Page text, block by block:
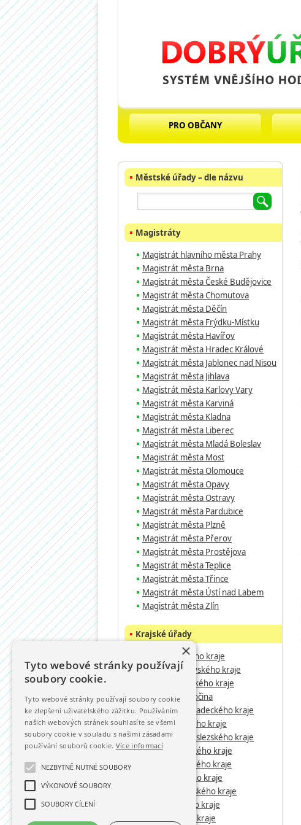
PRO OBČANY
Městské úřady – dle názvu
Magistráty
Magistrát hlavního města Prahy
Magistrát města Brna
Magistrát města České Budějovice
Magistrát města Chomutova
Magistrát města Děčín
Magistrát města Frýdku-Místku
Magistrát města Havířov
Magistrát města Hradec Králové
Magistrát města Jablonec nad Nisou
Magistrát města Jihlava
Magistrát města Karlovy Vary
Magistrát města Karviná
Magistrát města Kladna
Magistrát města Liberec
Magistrát města Mladá Boleslav
Magistrát města Most
Magistrát města Olomouce
Magistrát města Opavy
Magistrát města Ostravy
Magistrát města Pardubice
Magistrát města Plzně
Magistrát města Přerov
Magistrát města Prostějova
Magistrát města Teplice
Magistrát města Třince
Magistrát města Ústí nad Labem
Magistrát města Zlín
Krajské úřady
KrÚ Jihočeského kraje
KrÚ Jihomoravského kraje
KrÚ Karlovarského kraje
KrÚ Kraje Vysočina
KrÚ Královéhradeckého kraje
KrÚ Libereckého kraje
KrÚ Moravskoslezského kraje
KrÚ Olomouckého kraje
KrÚ Pardubického kraje
KrÚ Plzeňského kraje
KrÚ Středočeského kraje
KrÚ Ústeckého kraje
KrÚ Zlínského kraje
×
Tyto webové stránky používají
soubory cookie.
Tyto webové stránky používají soubory cookie
ke zlepšení uživatelského zážitku. Používáním
našich webových stránek souhlasíte se všemi
soubory cookie v souladu s našimi zásadami
používání souborů cookie. Více informací
NEZBYTNĚ NUTNÉ SOUBORY
VÝKONOVÉ SOUBORY
SOUBORY CÍLENÍ